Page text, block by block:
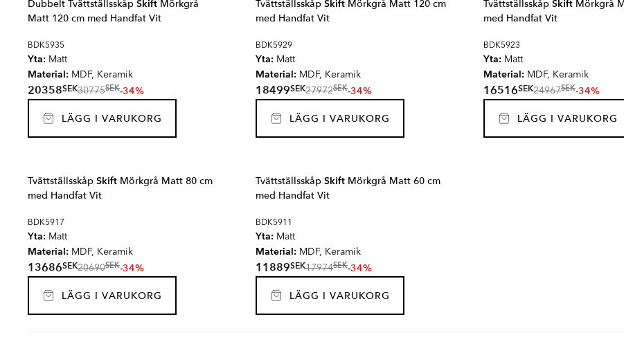
Dubbelt Tvättställsskåp Skift Mörkgrå
Matt 120 cm med Handfat Vit
BDK5935
Yta: Matt
Material: MDF, Keramik
20358SEK30775SEK-34%
LÄGG I VARUKORG
Tvättställsskåp Skift Mörkgrå Matt 120 cm
med Handfat Vit
BDK5929
Yta: Matt
Material: MDF, Keramik
18499SEK27972SEK-34%
LÄGG I VARUKORG
Tvättställsskåp Skift Mörkgrå
med Handfat Vit
BDK5923
Yta: Matt
Material: MDF, Keramik
16516SEK24967SEK-34%
LÄGG I VARUKORG
Tvättställsskåp Skift Mörkgrå Matt 80 cm
med Handfat Vit
BDK5917
Yta: Matt
Material: MDF, Keramik
13686SEK20690SEK-34%
LÄGG I VARUKORG
Tvättställsskåp Skift Mörkgrå Matt 60 cm
med Handfat Vit
BDK5911
Yta: Matt
Material: MDF, Keramik
11889SEK17974SEK-34%
LÄGG I VARUKORG